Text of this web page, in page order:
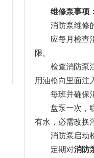
维修泵事项：
消防泵维修的
应每月检查消
限。
检查消防泵注
用油枪向里面注
每班并确保消
盘泵一次，联
有水，必需改换
消防泵启动检
定期对消防